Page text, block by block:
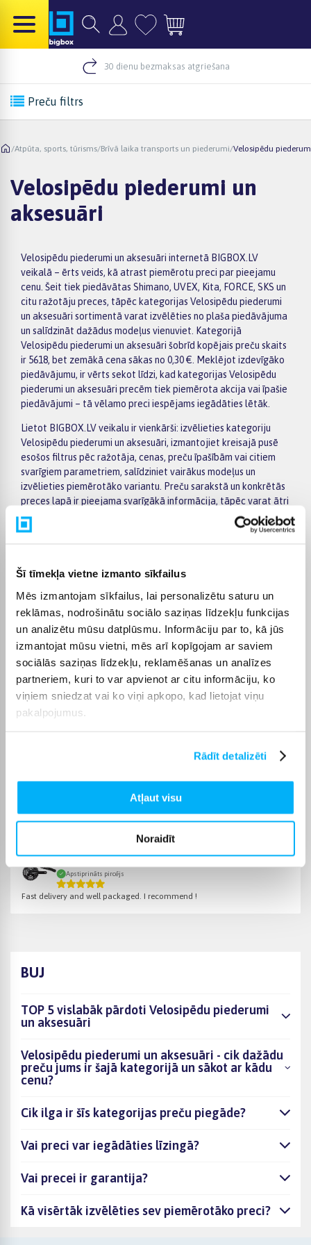
Šī tīmekļa vietne izmanto sīkfailus
Mēs izmantojam sīkfailus, lai personalizētu saturu un
reklāmas, nodrošinātu sociālo saziņas līdzekļu funkcijas
un analizētu mūsu datplūsmu. Informāciju par to, kā jūs
izmantojat mūsu vietni, mēs arī kopīgojam ar saviem
sociālās saziņas līdzekļu, reklamēšanas un analīzes
partneriem, kuri to var apvienot ar citu informāciju, ko
viņiem sniedzat vai ko viņi apkopo, kad lietojat viņu
pakalpojumus.
Rādīt detalizēti
Atļaut visu
Noraidīt
30 dienu bezmaksas atgriešana
Preču filtrs
/Atpūta, sports, tūrisms/Brīvā laika transports un piederumi/Velosipēdu
Velosipēdu piederumi un
aksesuāri
Velosipēdu piederumi un aksesuāri internetā BIGBOX.LV
veikalā – ērts veids, kā atrast piemērotu preci par pieejamu
cenu. Šeit tiek piedāvātas Shimano, UVEX, Kita, FORCE, SKS un
citu ražotāju preces, tāpēc kategorijas Velosipēdu piederumi
un aksesuāri sortimentā varat izvēlēties no plaša piedāvājuma
un salīdzināt dažādus modeļus vienuviet. Kategorijā
Velosipēdu piederumi un aksesuāri šobrīd kopējais preču skaits
ir 5618, bet zemākā cena sākas no 0,30 €. Meklējot izdevīgāko
piedāvājumu, ir vērts sekot līdzi, kad kategorijas Velosipēdu
piederumi un aksesuāri precēm tiek piemērota akcija vai īpašie
piedāvājumi – tā vēlamo preci iespējams iegādāties lētāk.
Lietot BIGBOX.LV veikalu ir vienkārši: izvēlieties kategoriju
Velosipēdu piederumi un aksesuāri, izmantojiet kreisajā pusē
esošos filtrus pēc ražotāja, cenas, preču īpašībām vai citiem
svarīgiem parametriem, salīdziniet vairākus modeļus un
izvēlieties piemērotāko variantu. Preču sarakstā un konkrētās
preces lapā ir pieejama svarīgākā informācija, tāpēc varat ātri
novērtēt tehniskos datus, piegādes termiņu un pirkuma
nosacījumus. Tas ļauj ērti iepirkties internetā, nesteidzīgi
BIGBOX.LV piedāvā iespēju par pirkumu norēķināties 6
vienādos maksājumos, tāpēc izvēlēto preci iespējams
iegādāties ērtāk, sadalot maksājumu vairākās daļās. Piegāde
ir pieejama visā Latvijā: piegāde uz pakomātiem maksā no 2,99
€, bet pasūtījumiem virs 499 € piegāde uz pakomātu ir bez
maksas; kurjera piegāde maksā no 3,99 €. Precīzs katras
preces piegādes termiņš vienmēr ir norādīts konkrētās preces
lapā.
Piemērotu preci no kategorijas Velosipēdu piederumi un
Pircēju atsauksmes par precēm
Apstiprināts pircējs
Fast delivery and well packaged. I recommend !
BUJ
TOP 5 vislabāk pārdoti Velosipēdu piederumi
un aksesuāri
Velosipēdu piederumi un aksesuāri - cik dažādu
preču jums ir šajā kategorijā un sākot ar kādu
cenu?
Cik ilga ir šīs kategorijas preču piegāde?
Vai preci var iegādāties līzingā?
Vai precei ir garantija?
Kā visērtāk izvēlēties sev piemērotāko preci?